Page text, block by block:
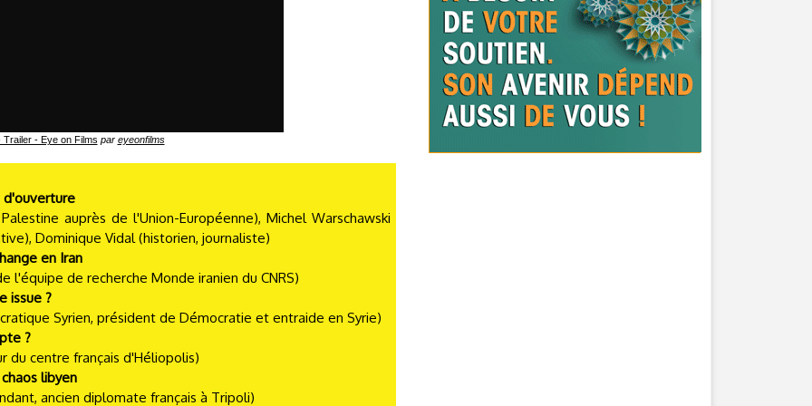
Trailer - Eye on Films par eyeonfilms
d'ouverture
auprès de l'Union-Européenne), Michel Warschawski
Dominique Vidal (historien, journaliste)
en Iran
l'équipe de recherche Monde iranien du CNRS)
issue ?
Syrien, président de Démocratie et entraide en Syrie)
?
du centre français d'Héliopolis)
libyen
ancien diplomate français à Tripoli)